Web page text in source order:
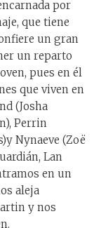
por
que tiene
un gran
un reparto
pues en él
que viven en
(Josha
Perrin
Nynaeve (Zoë
Lan
en un
aleja
y nos